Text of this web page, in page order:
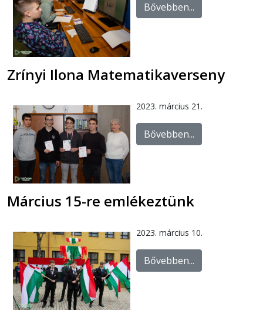
Bővebben...
Zrínyi Ilona Matematikaverseny
2023. március 21.
Bővebben...
Március 15-re emlékeztünk
2023. március 10.
Bővebben...